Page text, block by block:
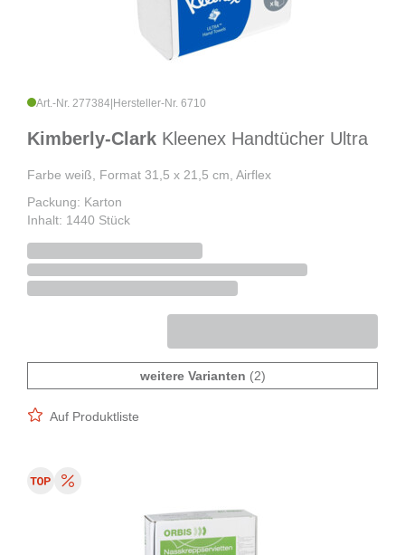
Art.-Nr. 277384 Hersteller-Nr. 6710
Kimberly-Clark Kleenex Handtücher Ultra
Farbe weiß, Format 31,5 x 21,5 cm, Airflex
Packung: Karton
Inhalt: 1440 Stück
weitere Varianten (2)
Auf Produktliste